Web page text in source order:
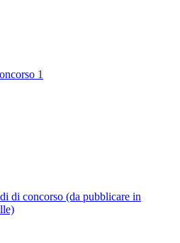
1
di concorso (da pubblicare in